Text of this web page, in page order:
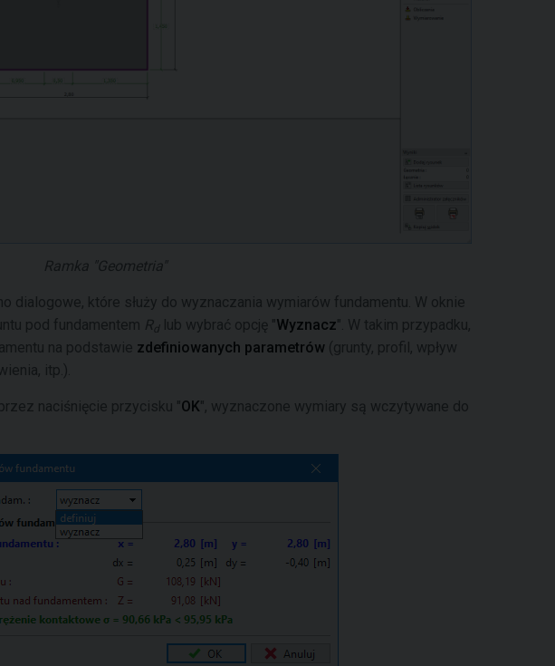
Ramka "Geometria"
dialogowe, które służy do wyznaczania wymiarów fundamentu. W oknie
pod fundamentem R dlub wybrać opcję "Wyznacz". W takim przypadku,
na podstawie zdefiniowanych parametrów (grunty, profil, wpływ
itp.).
naciśnięcie przycisku "OK", wyznaczone wymiary są wczytywane do